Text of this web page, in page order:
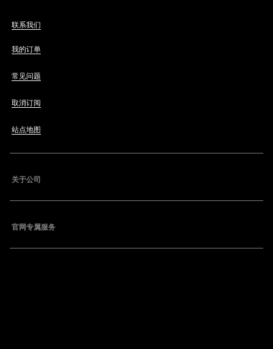
联系我们
我的订单
常见问题
取消订阅
站点地图
关于公司
官网专属服务